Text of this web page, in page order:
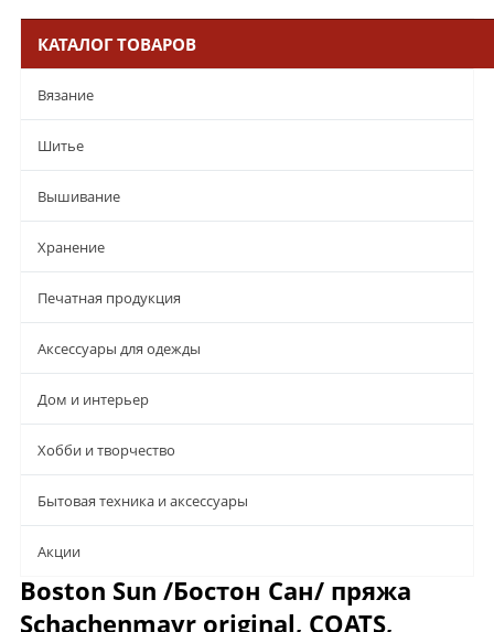
КАТАЛОГ ТОВАРОВ
Вязание
Шитье
Вышивание
Хранение
Печатная продукция
Аксессуары для одежды
Дом и интерьер
Хобби и творчество
Бытовая техника и аксессуары
Aкции
Boston Sun /Бостон Сан/ пряжа
Schachenmayr original, COATS,